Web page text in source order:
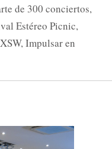
de 300 conciertos,
Estéreo Picnic,
Impulsar en